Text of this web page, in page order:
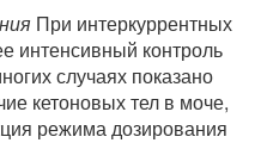
При интеркуррентных
интенсивный контроль
случаях показано
кетоновых тел в моче,
режима дозирования